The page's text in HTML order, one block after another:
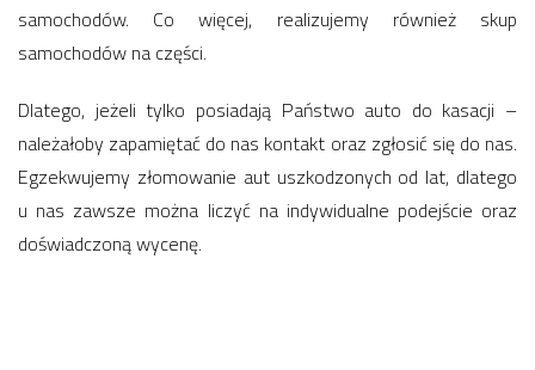
samochodów. Co więcej, realizujemy również skup
samochodów na części.
Dlatego, jeżeli tylko posiadają Państwo auto do kasacji –
należałoby zapamiętać do nas kontakt oraz zgłosić się do nas.
Egzekwujemy złomowanie aut uszkodzonych od lat, dlatego
u nas zawsze można liczyć na indywidualne podejście oraz
doświadczoną wycenę.